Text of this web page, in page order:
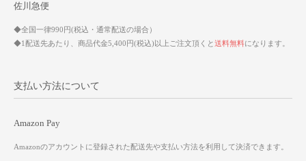
佐川急便
◆全国一律990円(税込・通常配送の場合）
◆1配送先あたり、商品代金5,400円(税込)以上ご注文頂くと送料無料になります。
支払い方法について
Amazon Pay
Amazonのアカウントに登録された配送先や支払い方法を利用して決済できます。